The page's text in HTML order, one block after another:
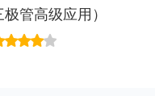
管高级应用）